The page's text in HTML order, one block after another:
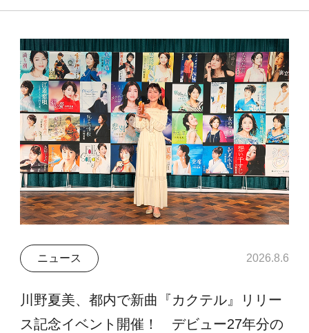
ニュース 2026.8.6
川野夏美、都内で新曲『カクテル』リリー
ス記念イベント開催！ デビュー27年分の